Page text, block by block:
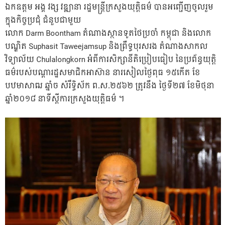
ឯកឧត្តម អង្គ វង្ស វឌ្ឍានា រដ្ឋមន្រ្តីក្រសួងយុត្តិធម៌ បានអញ្ជើញចូលរួម
ក្នុងកិច្ចប្រជុំ ជំនួបជាមួយ
លោក Darm Boontham តំណាងស្ថានទូតថៃប្រចាំ កម្ពុជា និងលោក
បណ្ឌិត Suphasit Taweejamsup និងព្រឹទ្ធបុរសរង តំណាងសាកល
វិទ្យាល័យ Chulalongkorn អំពីការសិក្សានីតិប្រៀបធៀប នៃប្រព័ន្ធយុត្តិ
ធម៌របស់បណ្តារដ្ឋសមាជិកអាស៊ាន នារសៀលថ្ងៃពុធ ១៥កើត ខែ
បឋមាសាឍ ឆ្នាំច សំរឹទ្ធិស័ក ព.ស.២៥៦២ ត្រូវនឹង ថ្ងៃទី២៧ ខែមិថុនា
ឆ្នាំ២០១៨ នាទីស្តីការក្រសួងយុត្តិធម៌ ។